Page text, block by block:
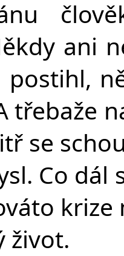
ani
postihl,
třebaže
se
Co
život.